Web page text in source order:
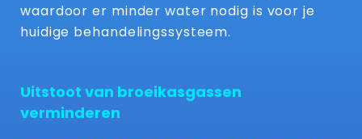
waardoor er minder water nodig is voor je
huidige behandelingssysteem.
Uitstoot van broeikasgassen
verminderen